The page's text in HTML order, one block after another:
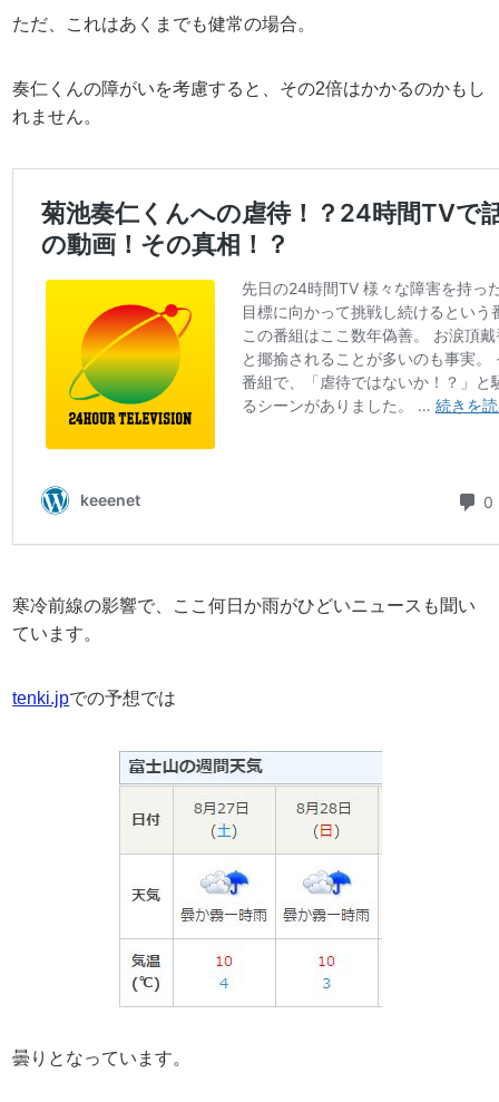
ただ、これはあくまでも健常の場合。
奏仁くんの障がいを考慮すると、その2倍はかかるのかもし
れません。
寒冷前線の影響で、ここ何日か雨がひどいニュースも聞い
ています。
tenki.jpでの予想では
曇りとなっています。